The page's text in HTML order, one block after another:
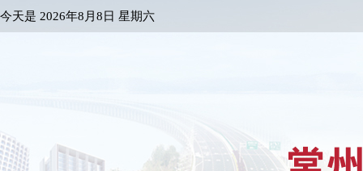
今天是 2026年8月8日 星期六